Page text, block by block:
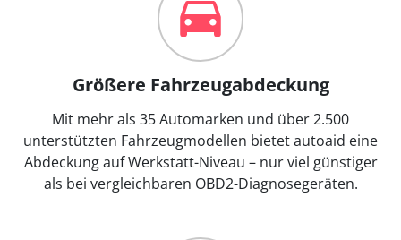
Größere Fahrzeugabdeckung
Mit mehr als 35 Automarken und über 2.500
unterstützten Fahrzeugmodellen bietet autoaid eine
Abdeckung auf Werkstatt-Niveau – nur viel günstiger
als bei vergleichbaren OBD2-Diagnosegeräten.